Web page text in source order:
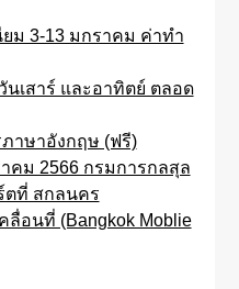
ม 3-13 มกราคม ค่าทำ
นเสาร์ และอาทิตย์ ตลอด
ภาษาอังกฤษ (ฟรี)
คม 2566 กรมการกลสุล
ตที่ สกลนคร
ลื่อนที่ (Bangkok Moblie